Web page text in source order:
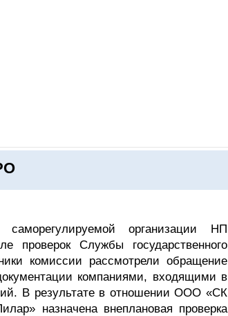
организации НП
проверок Службы государственного
комиссии рассмотрели обращение
компаниями, входящими в
В результате в отношении ООО «СК
назначена внеплановая проверка